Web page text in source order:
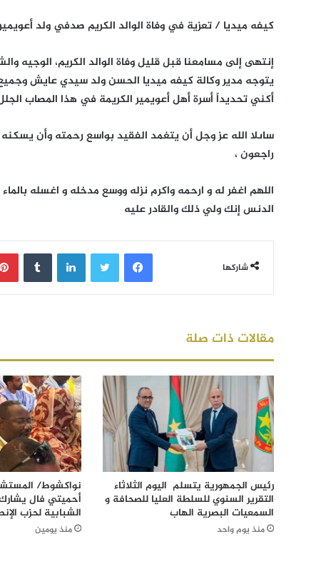
كيفه ميديا / تعزية في وفاة الوالد الكريم صدفي ولد
إنتهى إلى مسامعنا قبل قليل وفاة الوالد الكريم، الوجيه
يتوجه مدير وكالة كيفه ميديا الحسن ولد سيدي عايش وجميع
أكني تحديداً أسرة أهل أعويمير الكريمة في هذا المصاب
ساىلا الله عز وجل أن يتغمد الفقيد بواسع رحمته وأن يسكنه
راجعون ،
اللهم اغفر له و ارحمه واكرم نزله ووسع مدخله و اغسله
الدنس إنك ولي ذلك والقادر عليه
شاركها
فيسبوك لينكدإن
مقالات ذات صلة
رئيس الجمهورية يتسلم اليوم الثلاثاء
التقرير السنوي للسلطة العليا للصحافة و
السمعيات البصرية الهاب
منذ يوم واحد
نواكشوط/
أحميتي فال
الشبابية لحزب
منذ يومين